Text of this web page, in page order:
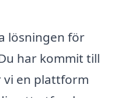
lösningen för
har kommit till
vi en plattform